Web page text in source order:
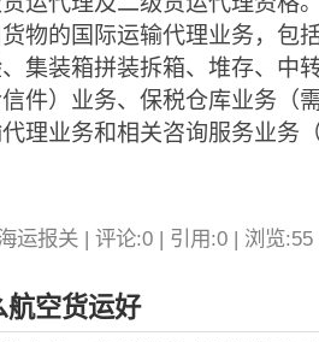
物的国际运输代理业务，包
集装箱拼装拆箱、堆存、中
件）业务、保税仓库业务（
理业务和相关咨询服务业务
运报关 | 评论:0 | 引用:0 | 浏览:55
航空货运好